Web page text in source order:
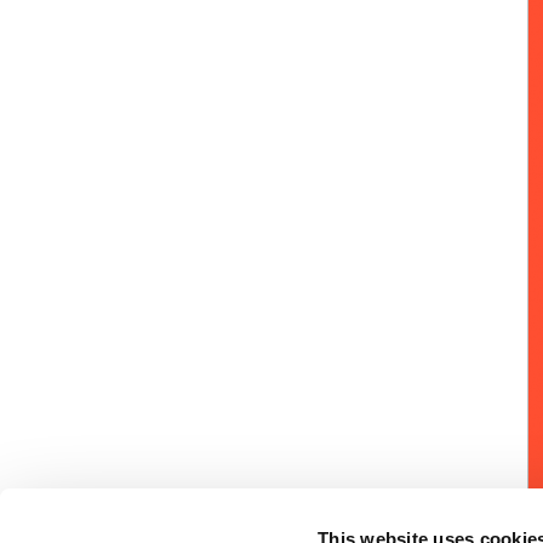
This website uses